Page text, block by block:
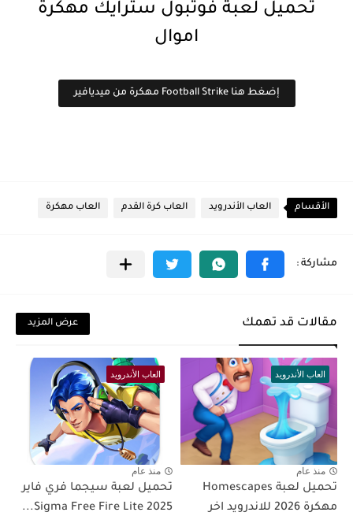
تحميل لعبة فوتبول سترايك مهكرة
اموال
إضغط هنا Football Strike مهكرة من ميديافير
الأقسام العاب الأندرويد العاب كرة القدم العاب مهكرة
مقالات قد تهمك عرض المزيد
العاب الأندرويد
منذ عام
تحميل لعبة Homescapes
مهكرة 2026 للاندرويد اخر
العاب الأندرويد
منذ عام
تحميل لعبة سيجما فري فاير
Sigma Free Fire Lite 2025...